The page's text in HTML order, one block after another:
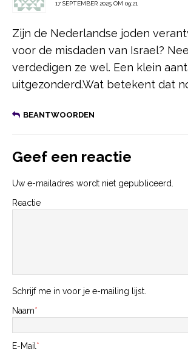
17 SEPTEMBER 2025 OM 09:21
Zijn de Nederlandse joden
voor de misdaden van Israel?
verdedigen ze wel. Een klein
uitgezonderd.Wat betekent dat
BEANTWOORDEN
Geef een reactie
Uw e-mailadres wordt niet gepubliceerd.
Reactie
Schrijf me in voor je e-mailing lijst.
Naam*
E-Mail*